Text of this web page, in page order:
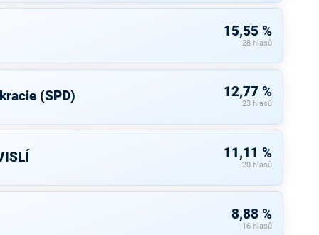
15,55 %
28 hlasů
(SPD) 12,77 %
23 hlasů
11,11 %
20 hlasů
8,88 %
16 hlasů